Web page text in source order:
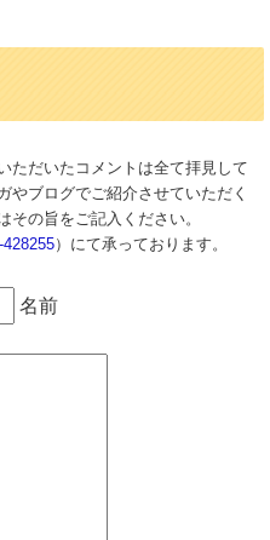
ただいたコメントは全て拝見して
やブログでご紹介させていただく
その旨をご記入ください。
428255）にて承っております。
名前